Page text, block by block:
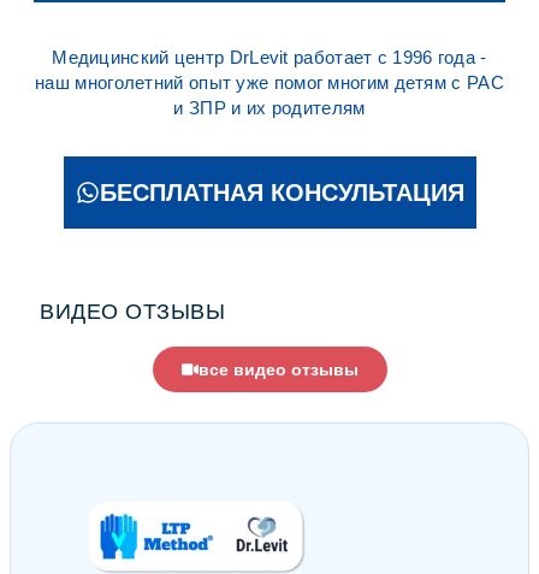
Медицинский центр DrLevit работает с 1996 года -
наш многолетний опыт уже помог многим детям с РАС
и ЗПР и их родителям
БЕСПЛАТНАЯ КОНСУЛЬТАЦИЯ
ВИДЕО ОТЗЫВЫ
все видео отзывы